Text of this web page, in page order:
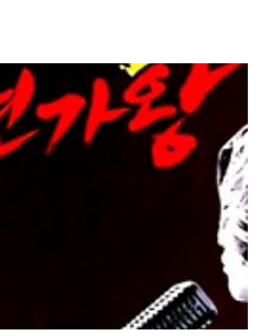
춤출 수 있는 구성에 근심 걱정을 떨
'보이스트롯' 준우승, TV조선 '미스트
인정 받은 바 있는 트로트 신동입니다.
야! 놀자 야! 놀자 놀자 놀자 놀자 우
자 놀자 놀자 놀자 하루 종일 놀 거
..